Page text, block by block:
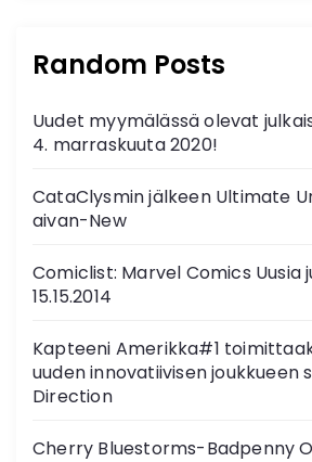
Random Posts
Uudet myymälässä olevat
4. marraskuuta 2020!
CataClysmin jälkeen Ultimate
aivan-New
Comiclist: Marvel Comics Uusia
15.15.2014
Kapteeni Amerikka#1
uuden innovatiivisen joukkueen
Direction
Cherry Bluestorms-Badpenny